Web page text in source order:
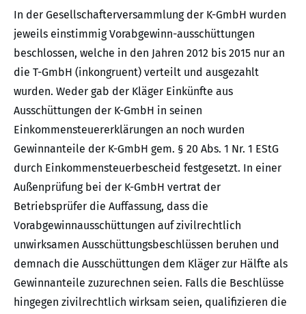
In der Gesellschafterversammlung der K-GmbH wurden
jeweils einstimmig Vorabgewinn-ausschüttungen
beschlossen, welche in den Jahren 2012 bis 2015 nur an
die T-GmbH (inkongruent) verteilt und ausgezahlt
wurden. Weder gab der Kläger Einkünfte aus
Ausschüttungen der K-GmbH in seinen
Einkommensteuererklärungen an noch wurden
Gewinnanteile der K-GmbH gem. § 20 Abs. 1 Nr. 1 EStG
durch Einkommensteuerbescheid festgesetzt. In einer
Außenprüfung bei der K-GmbH vertrat der
Betriebsprüfer die Auffassung, dass die
Vorabgewinnausschüttungen auf zivilrechtlich
unwirksamen Ausschüttungsbeschlüssen beruhen und
demnach die Ausschüttungen dem Kläger zur Hälfte als
Gewinnanteile zuzurechnen seien. Falls die Beschlüsse
hingegen zivilrechtlich wirksam seien, qualifizieren die